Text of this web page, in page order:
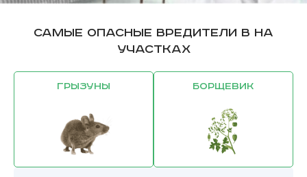
Самые опасные вредители в на
участках
Грызуны Борщевик